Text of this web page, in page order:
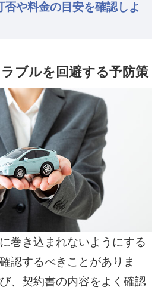
否や料金の目安を確認しよ
ブルを回避する予防策
巻き込まれないようにする
認するべきことがありま
、契約書の内容をよく確認